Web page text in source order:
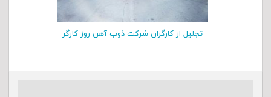
تجلیل از کارگران شرکت ذوب آهن روز کارگر